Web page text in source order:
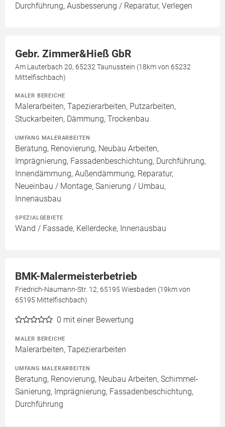
Durchführung, Ausbesserung / Reparatur, Verlegen
Gebr. Zimmer&Hieß GbR
Am Lauterbach 20, 65232 Taunusstein (18km von 65232
Mittelfischbach)
MALER BEREICHE
Malerarbeiten, Tapezierarbeiten, Putzarbeiten,
Stuckarbeiten, Dämmung, Trockenbau
UMFANG MALERARBEITEN
Beratung, Renovierung, Neubau Arbeiten,
Imprägnierung, Fassadenbeschichtung, Durchführung,
Innendämmung, Außendämmung, Reparatur,
Neueinbau / Montage, Sanierung / Umbau,
Innenausbau
SPEZIALGEBIETE
Wand / Fassade, Kellerdecke, Innenausbau
BMK-Malermeisterbetrieb
Friedrich-Naumann-Str. 12, 65195 Wiesbaden (19km von
65195 Mittelfischbach)
0 mit einer Bewertung
MALER BEREICHE
Malerarbeiten, Tapezierarbeiten
UMFANG MALERARBEITEN
Beratung, Renovierung, Neubau Arbeiten, Schimmel-
Sanierung, Imprägnierung, Fassadenbeschichtung,
Durchführung